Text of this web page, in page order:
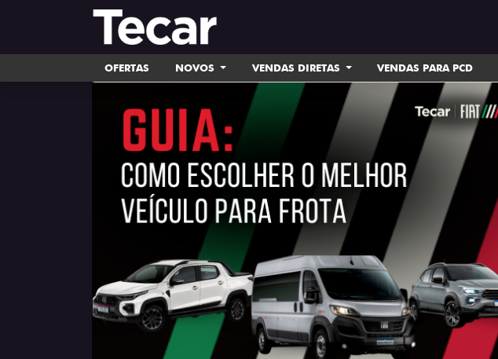
OFERTAS NOVOS VENDAS DIRETAS VENDAS PARA PCD